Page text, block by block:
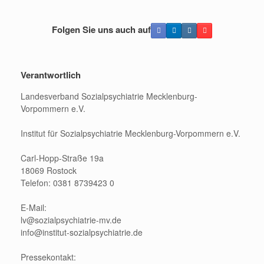
Folgen Sie uns auch auf
Verantwortlich
Landesverband Sozialpsychiatrie Mecklenburg-
Vorpommern e.V.
Institut für Sozialpsychiatrie Mecklenburg-Vorpommern e.V.
Carl-Hopp-Straße 19a
18069 Rostock
Telefon: 0381 8739423 0
E-Mail:
lv@sozialpsychiatrie-mv.de
info@institut-sozialpsychiatrie.de
Pressekontakt: